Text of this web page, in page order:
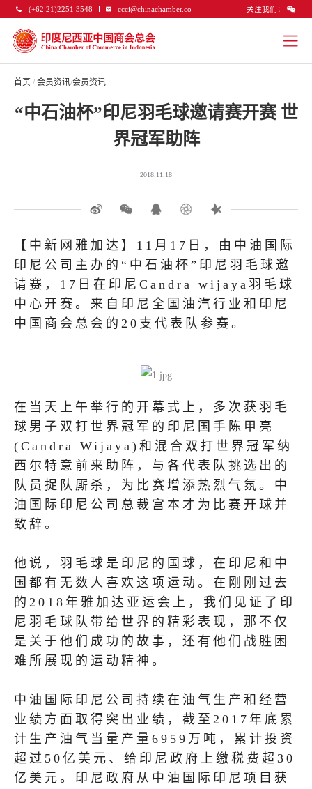
(+62 21)2251 3548 ccci@chinachamber.co 关注我们：
首页 / 会员资讯/会员资讯
“中石油杯”印尼羽毛球邀请赛开赛 世
界冠军助阵
2018.11.18
【中新网雅加达】11月17日，由中油国际
印尼公司主办的“中石油杯”印尼羽毛球邀
请赛，17日在印尼Candra wijaya羽毛球
中心开赛。来自印尼全国油汽行业和印尼
中国商会总会的20支代表队参赛。
在当天上午举行的开幕式上，多次获羽毛
球男子双打世界冠军的印尼国手陈甲亮
(Candra Wijaya)和混合双打世界冠军纳
西尔特意前来助阵，与各代表队挑选出的
队员捉队厮杀，为比赛增添热烈气氛。中
油国际印尼公司总裁宫本才为比赛开球并
致辞。
他说，羽毛球是印尼的国球，在印尼和中
国都有无数人喜欢这项运动。在刚刚过去
的2018年雅加达亚运会上，我们见证了印
尼羽毛球队带给世界的精彩表现，那不仅
是关于他们成功的故事，还有他们战胜困
难所展现的运动精神。
中油国际印尼公司持续在油气生产和经营
业绩方面取得突出业绩，截至2017年底累
计生产油气当量产量6959万吨，累计投资
超过50亿美元、给印尼政府上缴税费超30
亿美元。印尼政府从中油国际印尼项目获